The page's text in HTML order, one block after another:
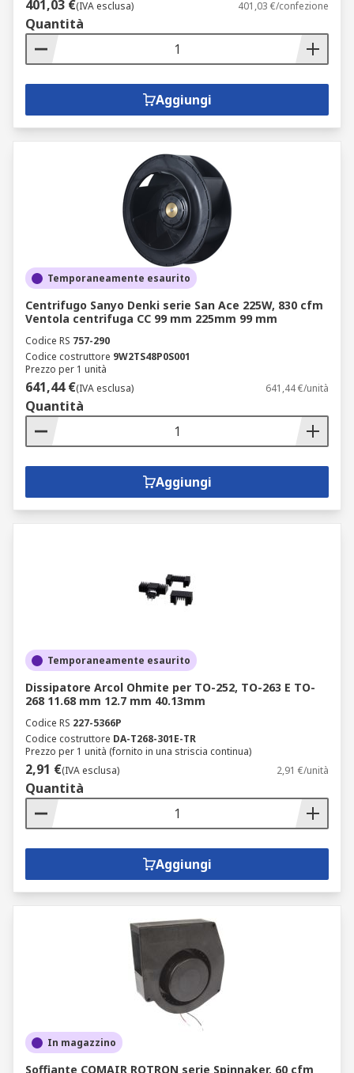
401,03 €(IVA esclusa) 401,03 €/confezione
Quantità
Aggiungi
Temporaneamente esaurito
Centrifugo Sanyo Denki serie San Ace 225W, 830 cfm
Ventola centrifuga CC 99 mm 225mm 99 mm
Codice RS 757-290
Codice costruttore 9W2TS48P0S001
Prezzo per 1 unità
641,44 €(IVA esclusa) 641,44 €/unità
Quantità
Aggiungi
Temporaneamente esaurito
Dissipatore Arcol Ohmite per TO-252, TO-263 E TO-
268 11.68 mm 12.7 mm 40.13mm
Codice RS 227-5366P
Codice costruttore DA-T268-301E-TR
Prezzo per 1 unità (fornito in una striscia continua)
2,91 €(IVA esclusa) 2,91 €/unità
Quantità
Aggiungi
In magazzino
Soffiante COMAIR ROTRON serie Spinnaker, 60 cfm